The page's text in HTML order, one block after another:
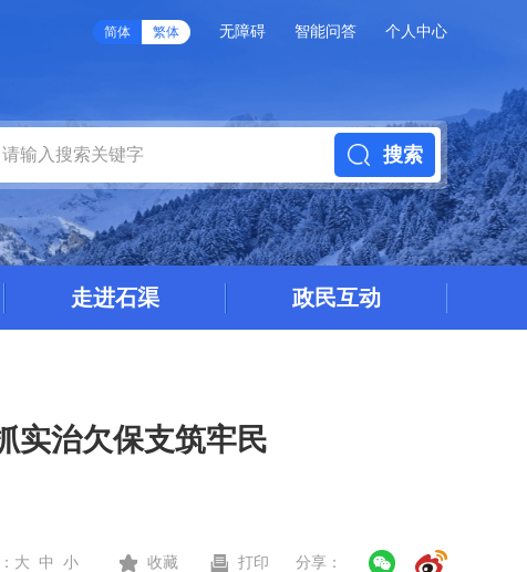
简体 繁体 无障碍 智能问答 个人中心
搜索
走进石渠 政民互动
实治欠保支筑牢民
大 中 小 收藏 打印 分享：